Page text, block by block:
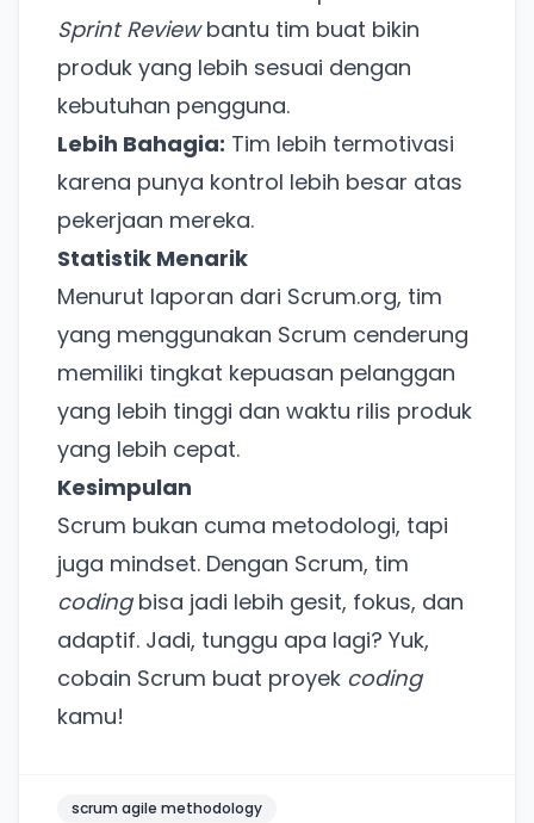
Sprint Reviewbantu tim buat bikin
produk yang lebih sesuai dengan
kebutuhan pengguna.
Lebih Bahagia: Tim lebih termotivasi
karena punya kontrol lebih besar atas
pekerjaan mereka.
Statistik Menarik
Menurut laporan dari Scrum.org, tim
yang menggunakan Scrum cenderung
memiliki tingkat kepuasan pelanggan
yang lebih tinggi dan waktu rilis produk
yang lebih cepat.
Kesimpulan
Scrum bukan cuma metodologi, tapi
juga mindset. Dengan Scrum, tim
codingbisa jadi lebih gesit, fokus, dan
adaptif. Jadi, tunggu apa lagi? Yuk,
cobain Scrum buat proyek coding
kamu!
scrum agile methodology
Ada Website Baru!
Khusus untuk kamu yang mau coba
Punya website SMM baru nih! Coba BulkFame
untuk pengalaman lebih baik.
Tanpa daftar ulang, gratis dicoba. Kamu tetap bisa
pakai Zona Sosmed kapan saja.
Coba BulkFame